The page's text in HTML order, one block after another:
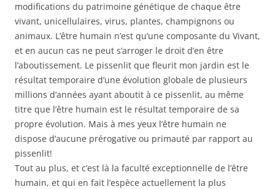
modifications du patrimoine génétique de chaque être
vivant, unicellulaires, virus, plantes, champignons ou
animaux. L’être humain n’est qu’une composante du Vivant,
et en aucun cas ne peut s’arroger le droit d’en être
l’aboutissement. Le pissenlit que fleurit mon jardin est le
résultat temporaire d’une évolution globale de plusieurs
millions d’années ayant aboutit à ce pissenlit, au même
titre que l’être humain est le résultat temporaire de sa
propre évolution. Mais à mes yeux l’être humain ne
dispose d’aucune prérogative ou primauté par rapport au
pissenlit!
Tout au plus, et c’est là la faculté exceptionnelle de l’être
humain, et qui en fait l’espèce actuellement la plus